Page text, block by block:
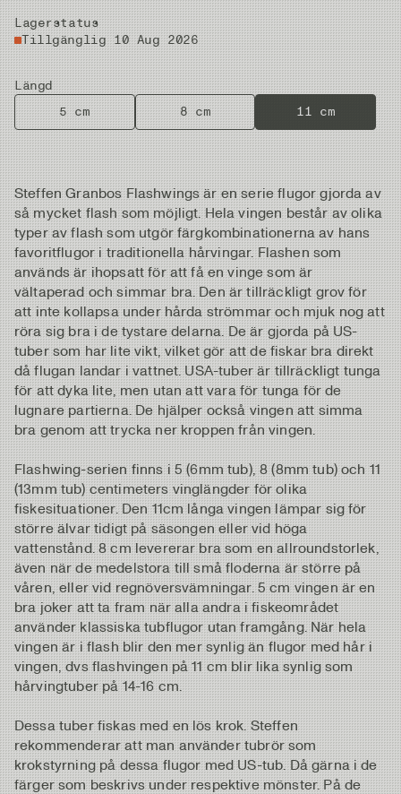
Lagerstatus
Tillgänglig 10 Aug 2026
Längd
5 cm
8 cm 11 cm
Steffen Granbos Flashwings är en serie flugor gjorda av
så mycket flash som möjligt. Hela vingen består av olika
typer av flash som utgör färgkombinationerna av hans
favoritflugor i traditionella hårvingar. Flashen som
används är ihopsatt för att få en vinge som är
vältaperad och simmar bra. Den är tillräckligt grov för
att inte kollapsa under hårda strömmar och mjuk nog att
röra sig bra i de tystare delarna. De är gjorda på US-
tuber som har lite vikt, vilket gör att de fiskar bra direkt
då flugan landar i vattnet. USA-tuber är tillräckligt tunga
för att dyka lite, men utan att vara för tunga för de
lugnare partierna. De hjälper också vingen att simma
bra genom att trycka ner kroppen från vingen.
Flashwing-serien finns i 5 (6mm tub), 8 (8mm tub) och 11
(13mm tub) centimeters vinglängder för olika
fiskesituationer. Den 11cm långa vingen lämpar sig för
större älvar tidigt på säsongen eller vid höga
vattenstånd. 8 cm levererar bra som en allroundstorlek,
även när de medelstora till små floderna är större på
våren, eller vid regnöversvämningar. 5 cm vingen är en
bra joker att ta fram när alla andra i fiskeområdet
använder klassiska tubflugor utan framgång. När hela
vingen är i flash blir den mer synlig än flugor med hår i
vingen, dvs flashvingen på 11 cm blir lika synlig som
hårvingtuber på 14-16 cm.
Dessa tuber fiskas med en lös krok. Steffen
rekommenderar att man använder tubrör som
krokstyrning på dessa flugor med US-tub. Då gärna i de
färger som beskrivs under respektive mönster. På de